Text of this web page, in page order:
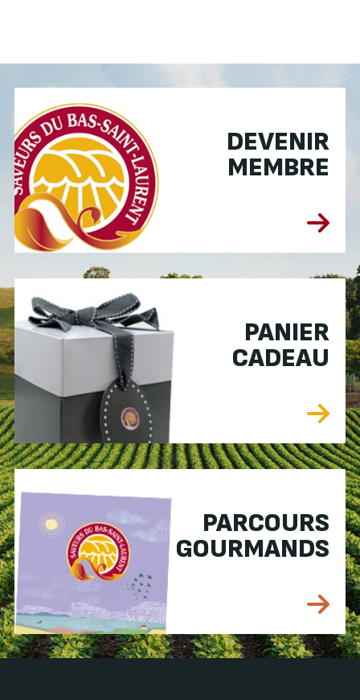
DEVENIR
MEMBRE
PANIER
CADEAU
PARCOURS
GOURMANDS